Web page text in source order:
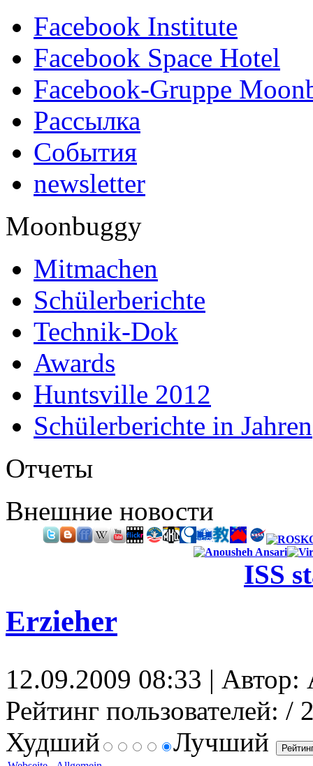
Facebook Institute
Facebook Space Hotel
Facebook-Gruppe
Рассылка
События
newsletter
Moonbuggy
Mitmachen
Schülerberichte
Technik-Dok
Awards
Huntsville 2012
Schülerberichte in Jahren
Отчеты
Внешние новости
ISS
Erzieher
12.09.2009 08:33 |
Рейтинг пользователей: /
Худший
Лучший